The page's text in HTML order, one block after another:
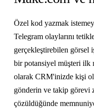
Özel kod yazmak
Telegram olaylarını
gerçekleştirebilen görsel
bir potansiyel müşteri ilk
olarak CRM'inizde kişi
gönderin ve takip görevi
çözüldüğünde